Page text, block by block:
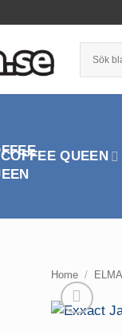
COFFEE QUEEN
Home /